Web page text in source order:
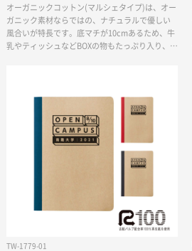
オーガニックコットン(マルシェタイプ)は、オー
ガニック素材ならではの、ナチュラルで優しい
風合いが特長です。底マチが10cmあるため、牛
乳やティッシュなどBOXの物もたっぷり入り、し
すすめです。
TW-1779-01